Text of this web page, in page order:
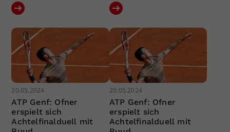
20.05.2024
ATP Genf: Ofner
erspielt sich
Achtelfinalduell mit
20.05.2024
ATP Genf: Ofner
erspielt sich
Achtelfinalduell mit